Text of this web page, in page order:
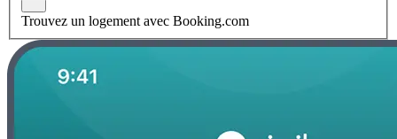
Trouvez un logement avec Booking.com